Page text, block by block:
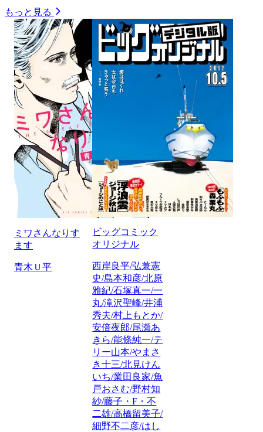
もっと見る
ミワさんなりす
ます
青木Ｕ平
ビッグコミック
オリジナル
西岸良平/弘兼憲
史/島本和彦/北原
雅紀/石塚真一/一
丸/滝沢聖峰/井浦
秀夫/村上もとか/
安倍夜郎/尾瀬あ
きら/能條純一/テ
リー山本/やまさ
き十三/北見けん
いち/業田良家/魚
戸おさむ/野村知
紗/藤子・F・不
二雄/高橋留美子/
細野不二彦/はし